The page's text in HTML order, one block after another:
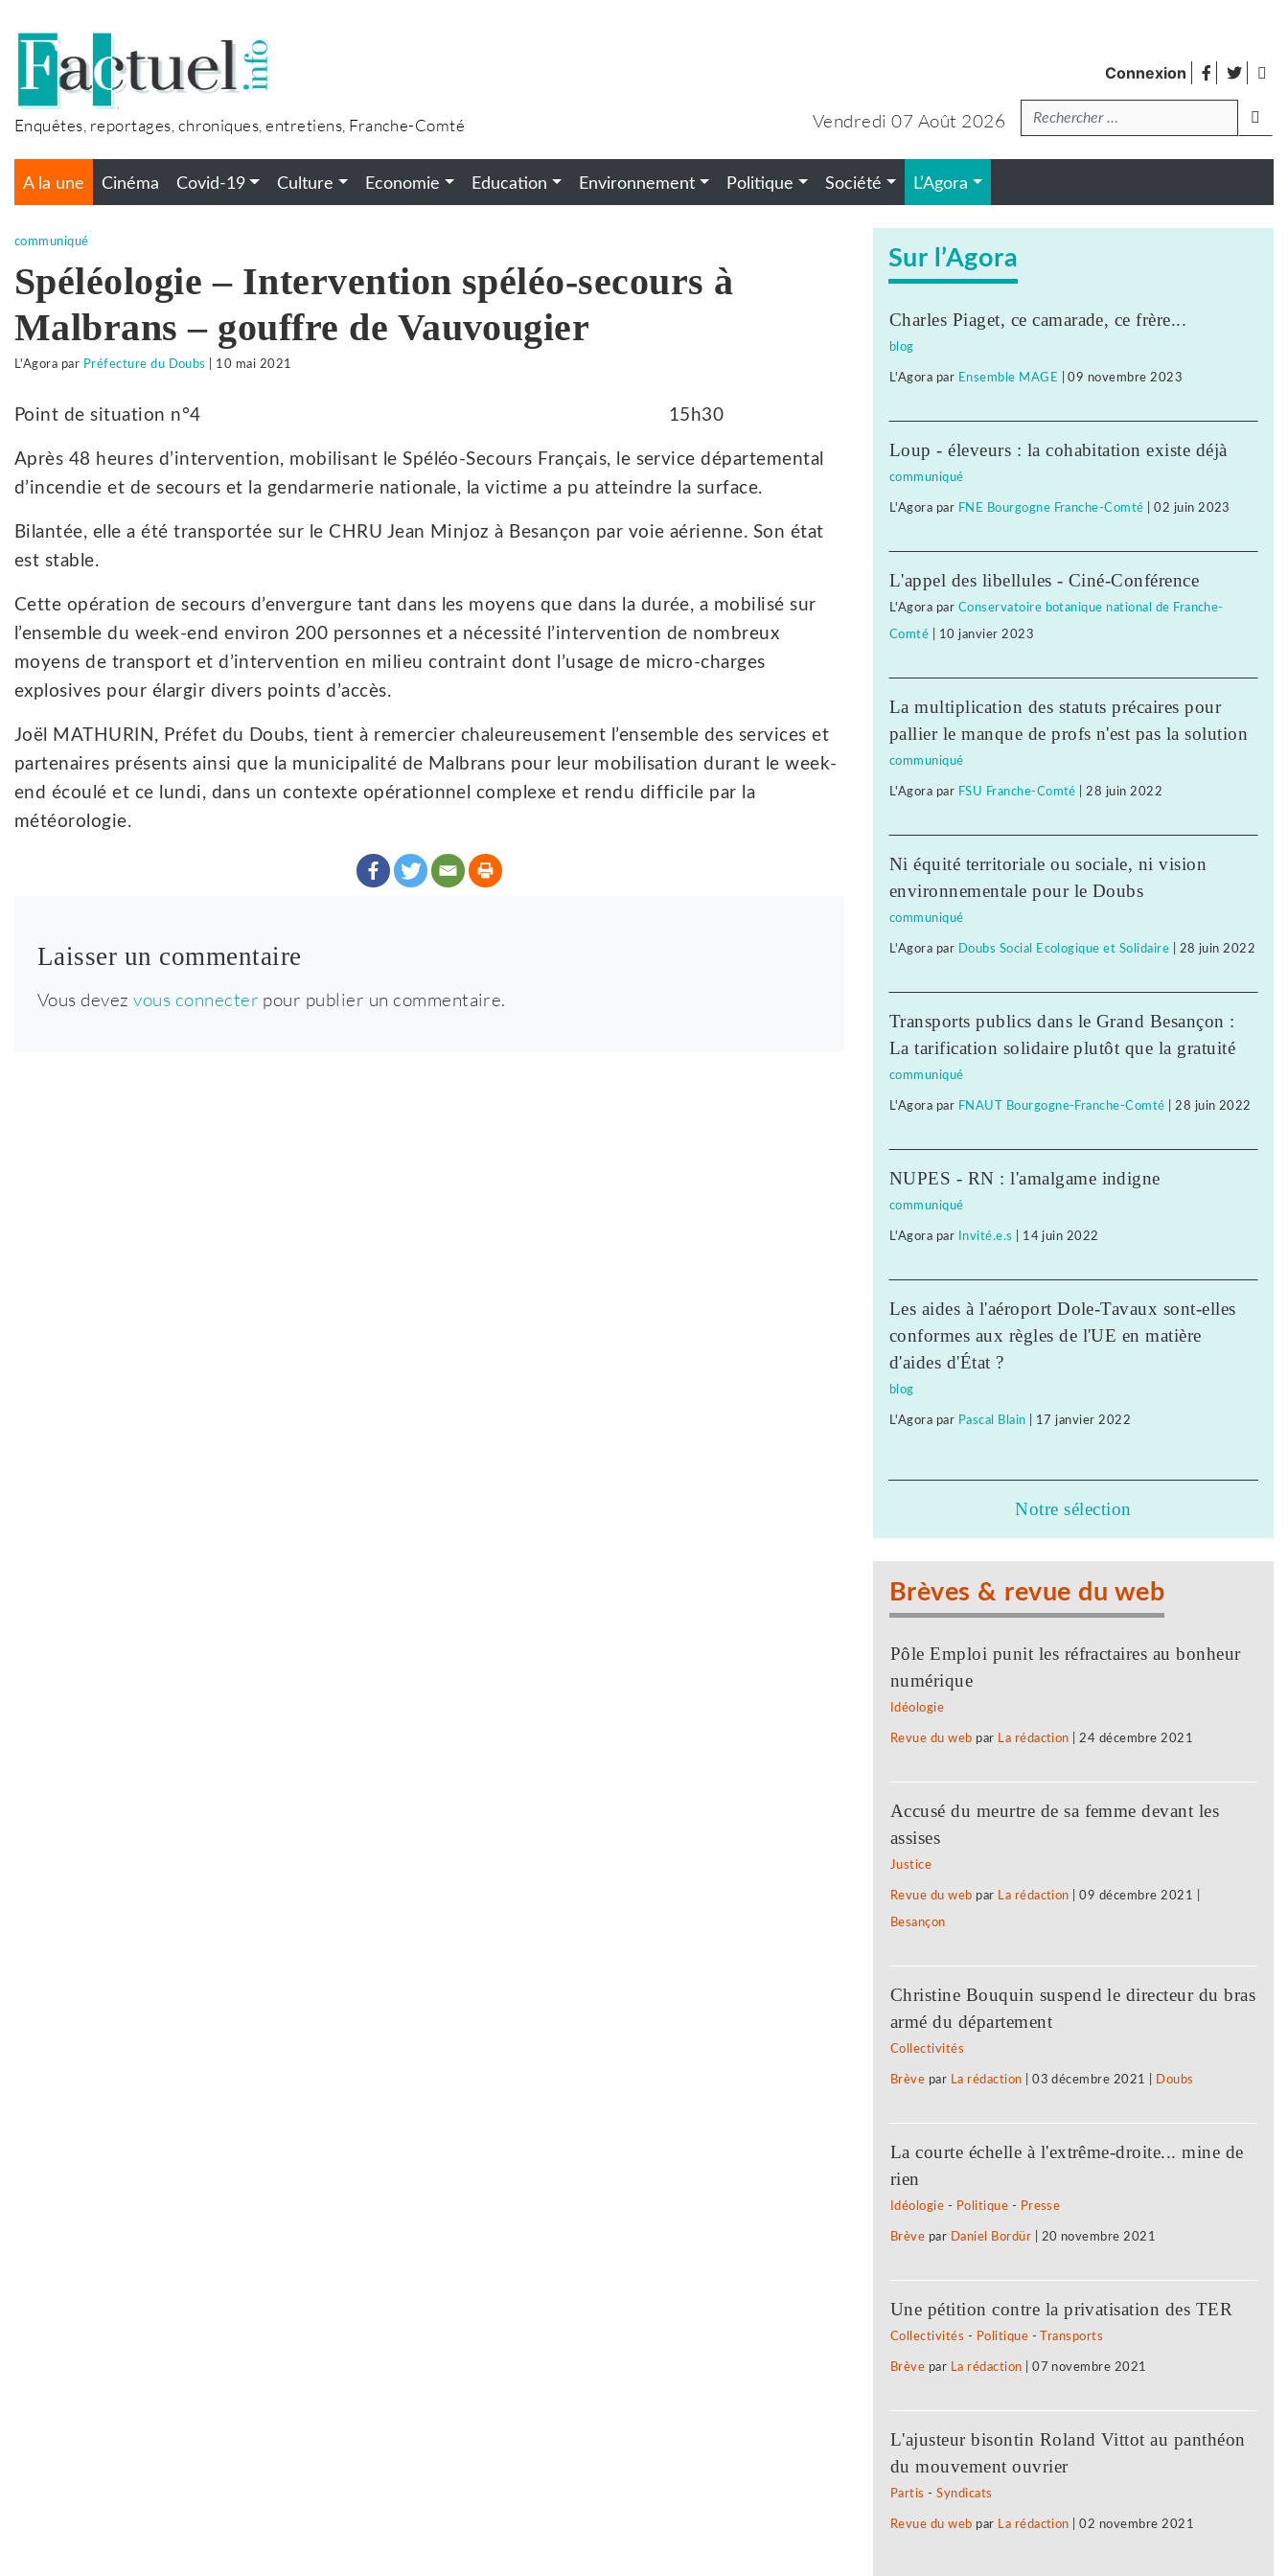
contenu
Enquêtes, reportages, chroniques, entretiens, Franche-Comté
Connexion facebook
twitter
Vendredi 07 Août 2026Recherche
A la une Cinéma Covid-19 Culture Economie Education Environnement Politique Société L’Agora
communiqué
Spéléologie – Intervention spéléo-secours à
Malbrans – gouffre de Vauvougier
L'Agora par Préfecture du Doubs 10 mai 2021
Point de situation n°4 15h30
Après 48 heures d’intervention, mobilisant le Spéléo-Secours Français, le service départemental
d’incendie et de secours et la gendarmerie nationale, la victime a pu atteindre la surface.
Bilantée, elle a été transportée sur le CHRU Jean Minjoz à Besançon par voie aérienne. Son état
est stable.
Cette opération de secours d’envergure tant dans les moyens que dans la durée, a mobilisé sur
l’ensemble du week-end environ 200 personnes et a nécessité l’intervention de nombreux
moyens de transport et d’intervention en milieu contraint dont l’usage de micro-charges
explosives pour élargir divers points d’accès.
Joël MATHURIN, Préfet du Doubs, tient à remercier chaleureusement l’ensemble des services et
partenaires présents ainsi que la municipalité de Malbrans pour leur mobilisation durant le week-
end écoulé et ce lundi, dans un contexte opérationnel complexe et rendu difficile par la
météorologie.
Laisser un commentaire
Vous devezvous connecter pour publier un commentaire.
Sur l’Agora
Charles Piaget, ce camarade, ce frère...
blog
L'Agora par Ensemble MAGE |09 novembre 2023
Loup - éleveurs : la cohabitation existe déjà
communiqué
L'Agora par FNE Bourgogne Franche-Comté |02 juin 2023
L'appel des libellules - Ciné-Conférence
L'Agora par Conservatoire botanique national de Franche-
Comté 10 janvier 2023
La multiplication des statuts précaires pour
pallier le manque de profs n'est pas la solution
communiqué
L'Agora par FSU Franche-Comté 28 juin 2022
Ni équité territoriale ou sociale, ni vision
environnementale pour le Doubs
communiqué
L'Agora par Doubs Social Ecologique et Solidaire 28 juin 2022
Transports publics dans le Grand Besançon :
La tarification solidaire plutôt que la gratuité
communiqué
L'Agora par FNAUT Bourgogne-Franche-Comté 28 juin 2022
NUPES - RN : l'amalgame indigne
communiqué
L'Agora par Invité.e.s 14 juin 2022
Les aides à l'aéroport Dole-Tavaux sont-elles
conformes aux règles de l'UE en matière
d'aides d'État ?
blog
L'Agora par Pascal Blain 17 janvier 2022
Notre sélection
Brèves & revue du web
Pôle Emploi punit les réfractaires au bonheur
numérique
Idéologie
Revue du web par La rédaction 24 décembre 2021
Accusé du meurtre de sa femme devant les
assises
Justice
Revue du web par La rédaction |09 décembre 2021
Besançon
Christine Bouquin suspend le directeur du bras
armé du département
Collectivités
Brève par La rédaction |03 décembre 2021 Doubs
La courte échelle à l'extrême-droite... mine de
rien
Idéologie - Politique - Presse
Brève par Daniel Bordür 20 novembre 2021
Une pétition contre la privatisation des TER
Collectivités - Politique - Transports
Brève par La rédaction |07 novembre 2021
L'ajusteur bisontin Roland Vittot au panthéon
du mouvement ouvrier
Partis -Syndicats
Revue du web par La rédaction |02 novembre 2021